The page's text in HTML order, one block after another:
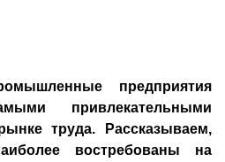
предприятия
привлекательными
труда. Рассказываем,
востребованы на